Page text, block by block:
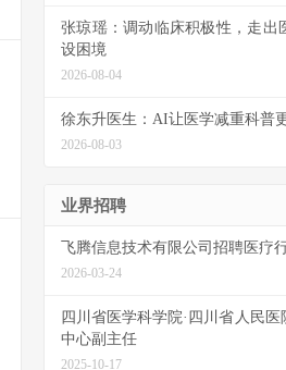
张琼瑶：调动临床积极性，走出
设困境
2026-08-04
徐东升医生：AI让医学减重科普
2026-08-03
业界招聘
飞腾信息技术有限公司招聘医疗
2026-03-24
四川省医学科学院·四川省人民
中心副主任
2025-10-17